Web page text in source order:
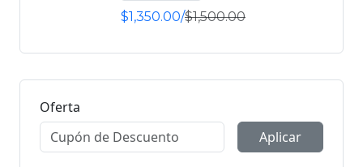
$1,350.00/$1,500.00
Oferta
Aplicar